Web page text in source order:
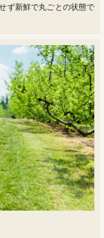
ず新鮮で丸ごとの状態で